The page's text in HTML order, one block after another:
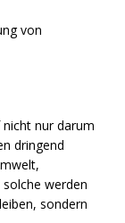
von
nur darum
dringend
werden
sondern